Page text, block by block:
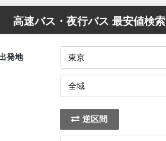
高速バス・夜行バス 最安値検索
発地
逆区間